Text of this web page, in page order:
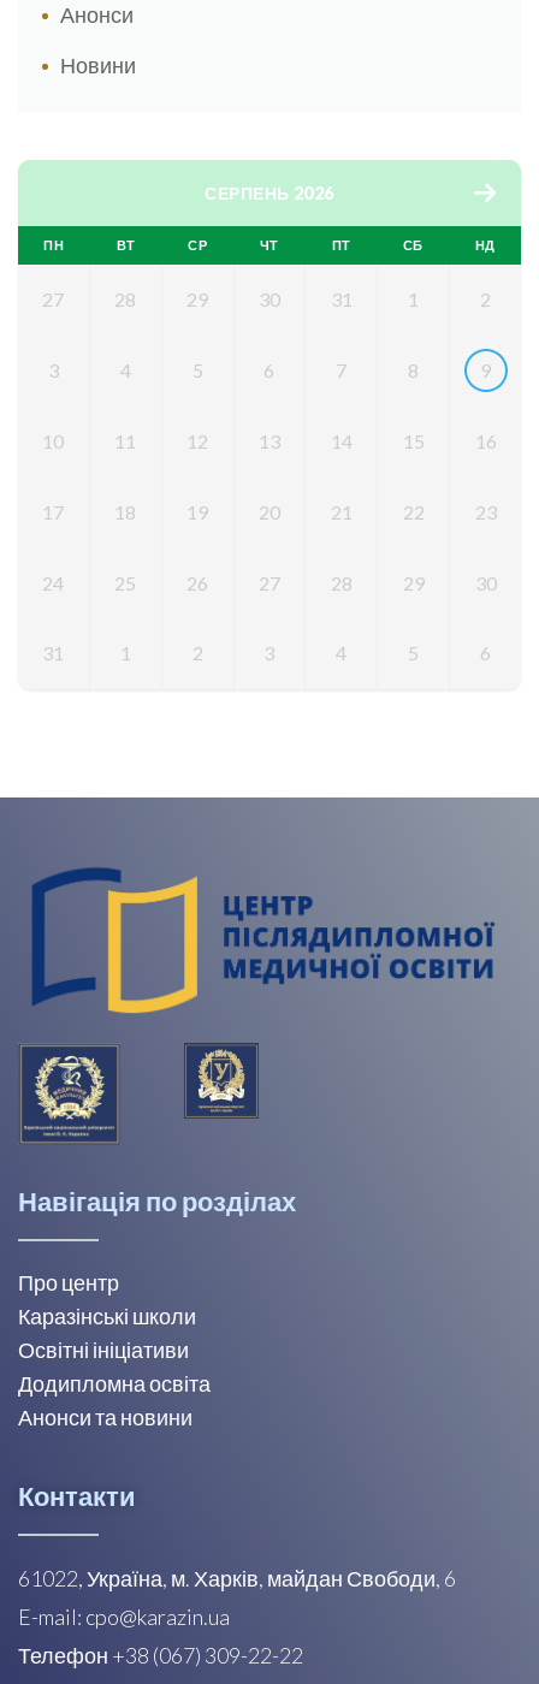
Анонси
Новини
СЕРПЕНЬ 2026
ПН ВТ СР ЧТ ПТ СБ НД
27 28 29 30 31 1 2
3 4 5 6 7 8 9
10 11 12 13 14 15 16
17 18 19 20 21 22 23
24 25 26 27 28 29 30
31 1 2 3 4 5 6
Навігація по розділах
Про центр
Каразінські школи
Освітні ініціативи
Додипломна освіта
Анонси та новини
Контакти
61022, Україна, м. Харків, майдан Свободи, 6
E-mail: cpo@karazin.ua
Телефон +38 (067) 309-22-22